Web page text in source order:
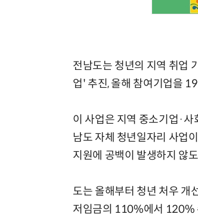
전남도는 청년의 지역 취업
업' 추진, 올해 참여기업을
이 사업은 지역 중소기업·
남도 자체 청년일자리 사업
지원에 공백이 발생하지 않
도는 올해부터 청년 처우 개
저임금의 110%에서 120%